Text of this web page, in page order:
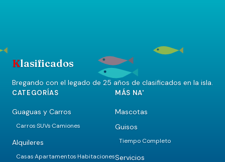
Klasificados
Bregando con el legado de 25 años de clasificados en la isla.
CATEGORÍAS
Guaguas y Carros
Carros·SUVs·Camiones
Alquileres
Casas·Apartamentos·Habitaciones
MÁS NA'
Mascotas
Guisos
Tiempo Completo
Servicios